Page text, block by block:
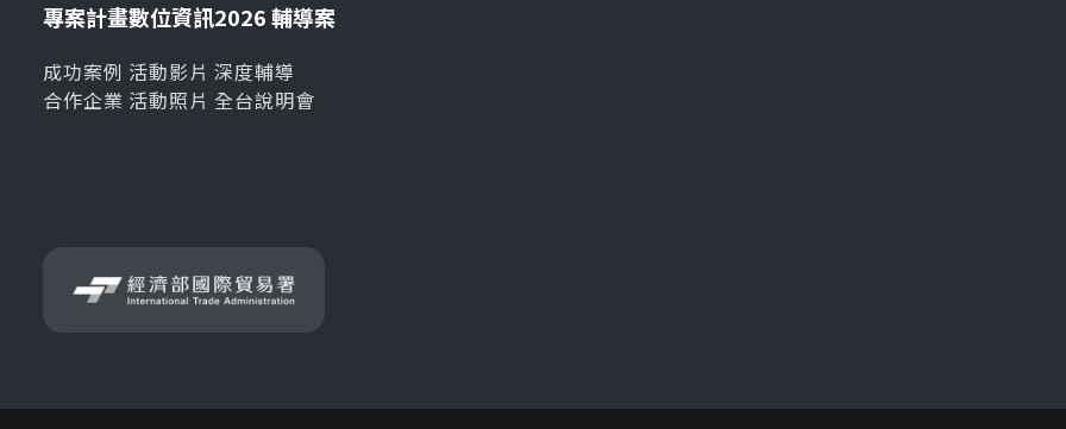
專案計畫
成功案例
合作企業
數位資訊
活動影片
活動照片
2026 輔導案
深度輔導
全台說明會